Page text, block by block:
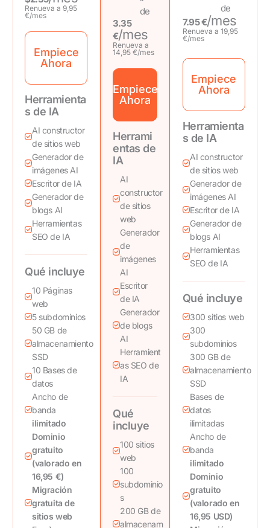
Renueva a 9,95
€/mes
Empiece
Ahora
Herramienta
s de IA
AI constructor
de sitios web
Generador de
imágenes AI
Escritor de IA
Generador de
blogs AI
Herramientas
SEO de IA
Qué incluye
10 Páginas
web
5 subdominios
50 GB de
almacenamiento
SSD
10 Bases de
datos
Ancho de
banda
ilimitado
Dominio
gratuito
(valorado en
16,95 €)
Migración
gratuita de
sitios web
de
3.35
€/mes
Renueva a
14,95 €/mes
Empiece
Ahora
Herrami
entas de
IA
AI
constructor
de sitios
web
Generador
de
imágenes
AI
Escritor
de IA
Generador
de blogs
AI
Herramient
as SEO de
IA
Qué
incluye
100 sitios
web
100
subdominio
s
200 GB de
almacenam
de
7.95 €/mes
Renueva a 19,95
€/mes
Empiece
Ahora
Herramienta
s de IA
AI constructor
de sitios web
Generador de
imágenes AI
Escritor de IA
Generador de
blogs AI
Herramientas
SEO de IA
Qué incluye
300 sitios web
300
subdominios
300 GB de
almacenamiento
SSD
Bases de
datos
ilimitadas
Ancho de
banda
ilimitado
Dominio
gratuito
(valorado en
16,95 USD)